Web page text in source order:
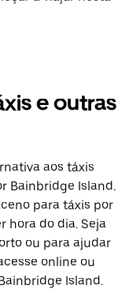
e outras
aos táxis
Bainbridge Island.
para táxis por
hora do dia. Seja
ou para ajudar
online ou
Island.